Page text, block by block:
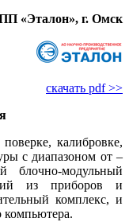
«Эталон», г. Омск
скачать pdf >>
калибровке,
с диапазоном от –
блочно-модульный
из приборов и
комплекс, и